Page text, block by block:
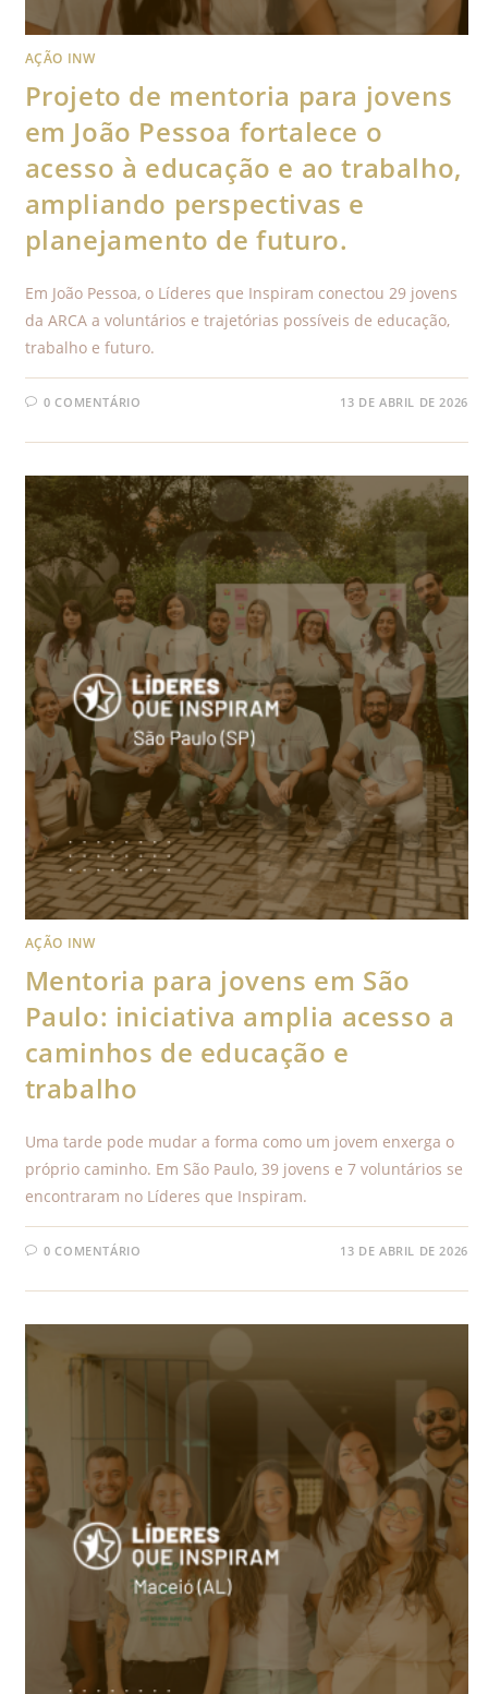
AÇÃO INW
Projeto de mentoria para jovens
em João Pessoa fortalece o
acesso à educação e ao trabalho,
ampliando perspectivas e
planejamento de futuro.
Em João Pessoa, o Líderes que Inspiram conectou 29 jovens
da ARCA a voluntários e trajetórias possíveis de educação,
trabalho e futuro.
0 COMENTÁRIO 13 DE ABRIL DE 2026
AÇÃO INW
Mentoria para jovens em São
Paulo: iniciativa amplia acesso a
caminhos de educação e
trabalho
Uma tarde pode mudar a forma como um jovem enxerga o
próprio caminho. Em São Paulo, 39 jovens e 7 voluntários se
encontraram no Líderes que Inspiram.
0 COMENTÁRIO 13 DE ABRIL DE 2026